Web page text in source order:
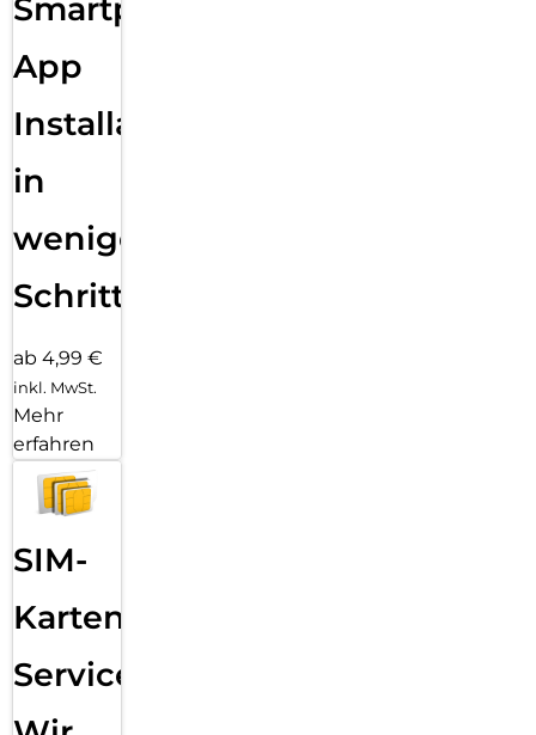
Smartphone
App
Installation
in
wenigen
Schritten
ab 4,99 €
inkl. MwSt.
Mehr
erfahren
SIM-
Karten
Service: